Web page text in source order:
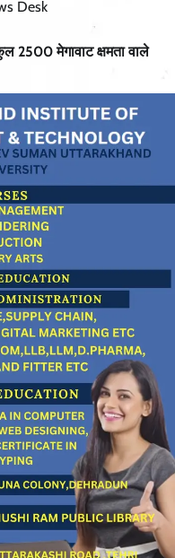
Desk
2500 मेगावाट क्षमता वाले